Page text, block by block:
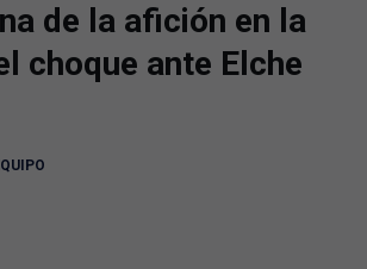
de la afición en la
choque ante Elche